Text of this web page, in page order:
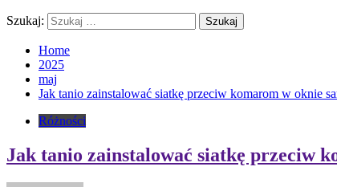
Szukaj:
Home
2025
maj
Jak tanio zainstalować siatkę przeciw komarom w oknie
Różności
Jak tanio zainstalować siatkę przeciw